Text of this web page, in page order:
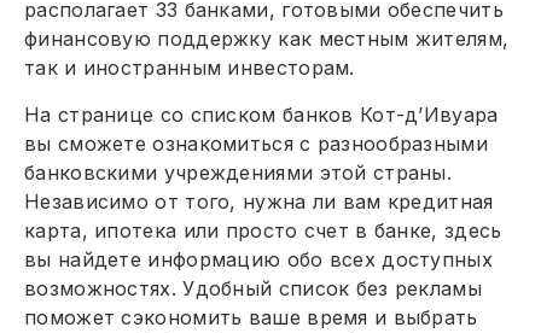
располагает 33 банками, готовыми обеспечить
финансовую поддержку как местным жителям,
так и иностранным инвесторам.
На странице со списком банков Кот-д’Ивуара
вы сможете ознакомиться с разнообразными
банковскими учреждениями этой страны.
Независимо от того, нужна ли вам кредитная
карта, ипотека или просто счет в банке, здесь
вы найдете информацию обо всех доступных
возможностях. Удобный список без рекламы
поможет сэкономить ваше время и выбрать